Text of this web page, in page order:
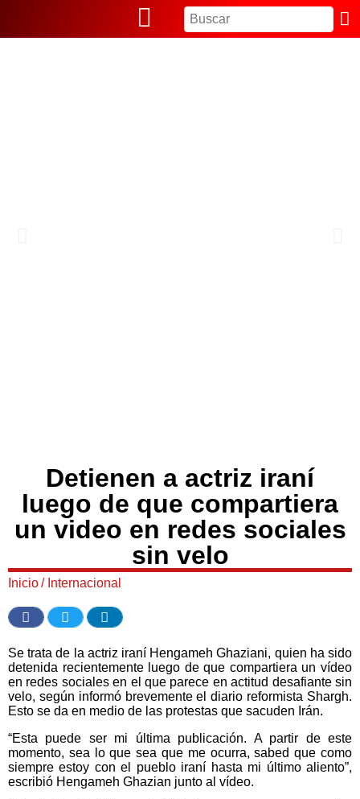
Detienen a actriz iraní
luego de que compartiera
un video en redes sociales
sin velo
Inicio/ Internacional
Se trata de la actriz iraní Hengameh Ghaziani, quien ha sido
detenida recientemente luego de que compartiera un vídeo
en redes sociales en el que parece en actitud desafiante sin
velo, según informó brevemente el diario reformista Shargh.
Esto se da en medio de las protestas que sacuden Irán.
“Esta puede ser mi última publicación. A partir de este
momento, sea lo que sea que me ocurra, sabed que como
siempre estoy con el pueblo iraní hasta mi último aliento”,
escribió Hengameh Ghazian junto al vídeo.